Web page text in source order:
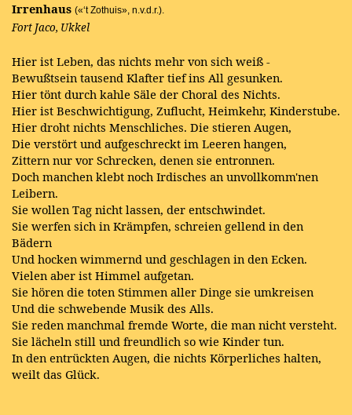
Irrenhaus («‘t Zothuis», n.v.d.r.).
Fort Jaco, Ukkel
Hier ist Leben, das nichts mehr von sich weiß -
Bewußtsein tausend Klafter tief ins All gesunken.
Hier tönt durch kahle Säle der Choral des Nichts.
Hier ist Beschwichtigung, Zuflucht, Heimkehr, Kinderstube.
Hier droht nichts Menschliches. Die stieren Augen,
Die verstört und aufgeschreckt im Leeren hangen,
Zittern nur vor Schrecken, denen sie entronnen.
Doch manchen klebt noch Irdisches an unvollkomm'nen
Leibern.
Sie wollen Tag nicht lassen, der entschwindet.
Sie werfen sich in Krämpfen, schreien gellend in den
Bädern
Und hocken wimmernd und geschlagen in den Ecken.
Vielen aber ist Himmel aufgetan.
Sie hören die toten Stimmen aller Dinge sie umkreisen
Und die schwebende Musik des Alls.
Sie reden manchmal fremde Worte, die man nicht versteht.
Sie lächeln still und freundlich so wie Kinder tun.
In den entrückten Augen, die nichts Körperliches halten,
weilt das Glück.